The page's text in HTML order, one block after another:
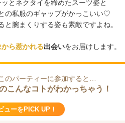
ッとネクタイを締めたスーツ姿と
の私服のギャップがかっこいい♡
と腕まくりする姿も素敵ですよね。
ら惹かれる出会いをお届けします。
のパーティーに参加すると…
こんなコトがわかっちゃう！
ューをPICK UP！